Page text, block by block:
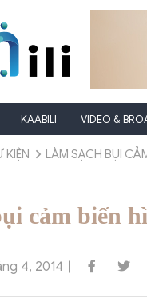
KAABILI VIDEO &
KIỆN LÀM SẠCH BỤI
cảm biến
4, 2014